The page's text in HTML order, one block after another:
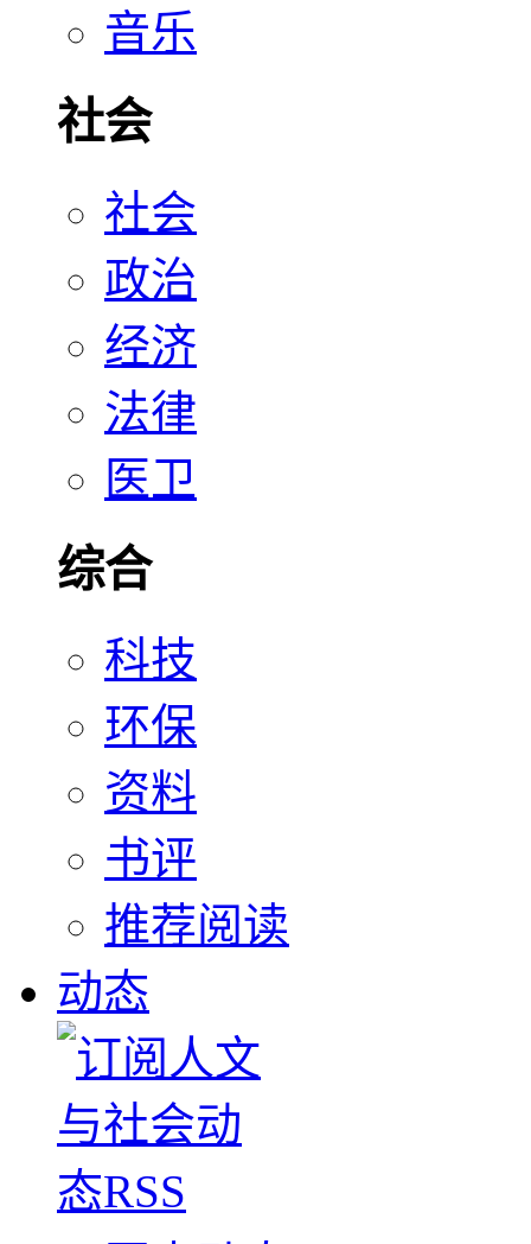
音乐
社会
社会
政治
经济
法律
医卫
综合
科技
环保
资料
书评
推荐阅读
动态